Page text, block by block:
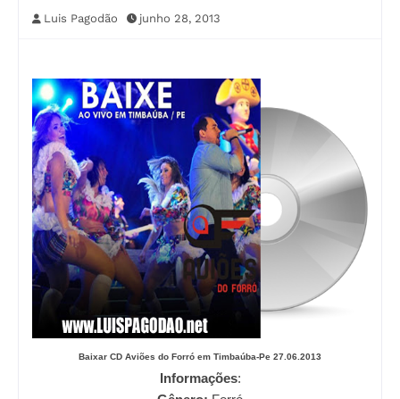
Luis Pagodão junho 28, 2013
Baixar CD Aviões do Forró em Timbaúba-Pe 27.06.2013
Informações: